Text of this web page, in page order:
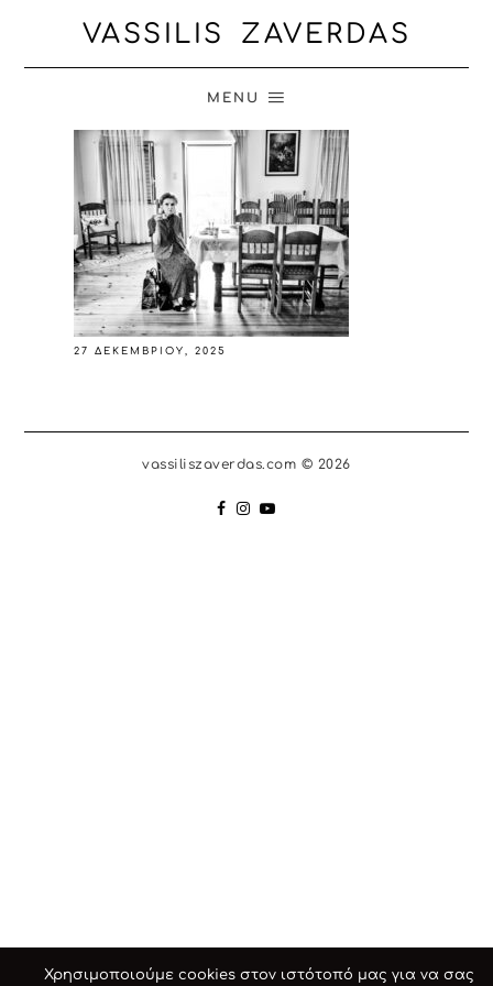
VASSILIS ZAVERDAS
MENU
27 ΔΕΚΕΜΒΡΊΟΥ, 2025
vassiliszaverdas.com © 2026
Χρησιμοποιούμε cookies στον ιστότοπό μας για να σας